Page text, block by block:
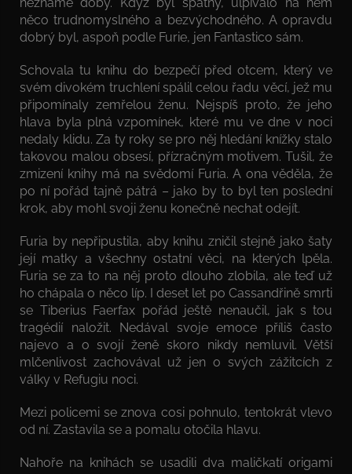
něco trudnomyslného a bezvýchodného. A opravdu
dobrý byl, aspoň podle Furie, jen Fantastico sám.
Schovala tu knihu do bezpečí před otcem, který ve
svém divokém truchlení spálil celou řadu věcí, jež mu
připomínaly zemřelou ženu. Nejspíš proto, že jeho
hlava byla plná vzpomínek, které mu ve dne v noci
nedaly klidu. Za ty roky se pro něj hledání knížky stalo
takovou malou obsesí, přízračným motivem. Tušil, že
zmizení knihy má na svědomí Furia. A ona věděla, že
po ní pořád tajně pátrá – jako by to byl ten poslední
krok, aby mohl svoji ženu konečně nechat odejít.
Furia by nepřipustila, aby knihu zničil stejně jako šaty
její matky a všechny ostatní věci, na kterých lpěla.
Furia se za to na něj proto dlouho zlobila, ale teď už
ho chápala o něco líp. I deset let po Cassandřině smrti
se Tiberius Faerfax pořád ještě nenaučil, jak s tou
tragédií naložit. Nedával svoje emoce příliš často
najevo a o svojí ženě skoro nikdy nemluvil. Větší
mlčenlivost zachovával už jen o svých zážitcích z
války v Refugiu noci.
Mezi policemi se znova cosi pohnulo, tentokrát vlevo
od ní. Zastavila se a pomalu otočila hlavu.
Nahoře na knihách se usadili dva maličkatí origami